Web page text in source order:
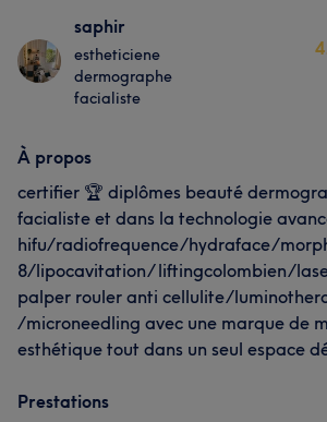
saphir
estheticiene
dermographe
facialiste
À propos
certifier 🏆 diplômes beauté
facialiste et dans la technologie
hifu/radiofrequence/hydraface/
8/lipocavitation/ liftingcolombien/
palper rouler anti cellulite/
/microneedling avec une marque de
esthétique tout dans un seul espace
Prestations